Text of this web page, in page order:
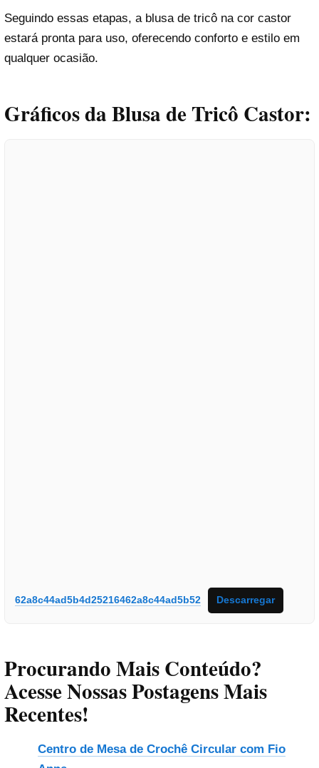
Seguindo essas etapas, a blusa de tricô na cor castor
estará pronta para uso, oferecendo conforto e estilo em
qualquer ocasião.
Gráficos da Blusa de Tricô Castor:
62a8c44ad5b4d25216462a8c44ad5b52 Descarregar
Procurando Mais Conteúdo?
Acesse Nossas Postagens Mais
Recentes!
Centro de Mesa de Crochê Circular com Fio